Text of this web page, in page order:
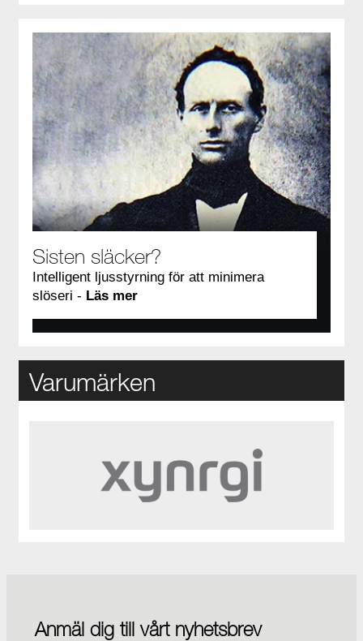
Sisten släcker?
Intelligent ljusstyrning för att minimera
slöseri - Läs mer
Varumärken
Anmäl dig till vårt nyhetsbrev